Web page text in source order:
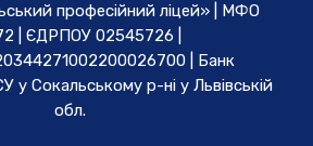
професійний ліцей» | МФО
| ЄДРПОУ 02545726 |
| Банк
Cокальському р-ні у Львівській
обл.